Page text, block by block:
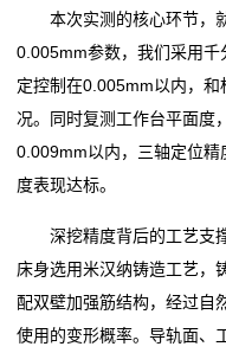
本次实测的核心环节，
0.005mm参数，我们采用
定控制在0.005mm以内，
况。同时复测工作台平面度
0.009mm以内，三轴定位
度表现达标。
深挖精度背后的工艺支撑
床身选用米汉纳铸造工艺，
配双壁加强筋结构，经过自
使用的变形概率。导轨面、